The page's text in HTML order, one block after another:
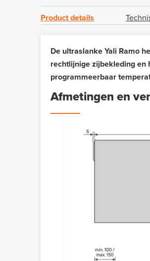
Product details
De ultraslanke Yali Ramo
rechtlijnige zijbekleding en
programmeerbaar
Afmetingen en